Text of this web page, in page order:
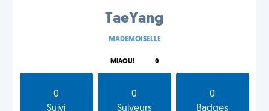
TaeYang
MADEMOISELLE
MIAOU! 0
0
Suivi
0
Suiveurs
0
Badges